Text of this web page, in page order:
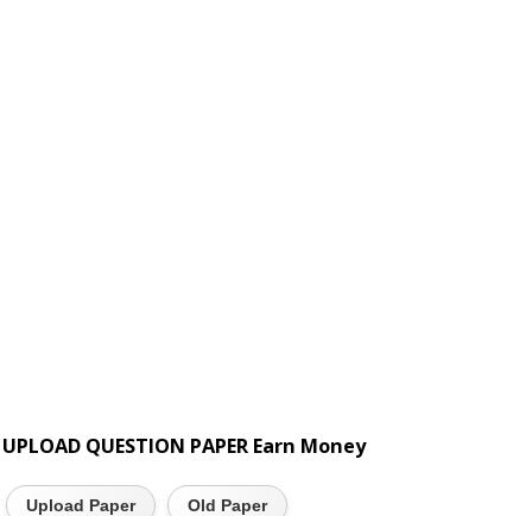
UPLOAD QUESTION PAPER Earn Money
Upload Paper Old Paper